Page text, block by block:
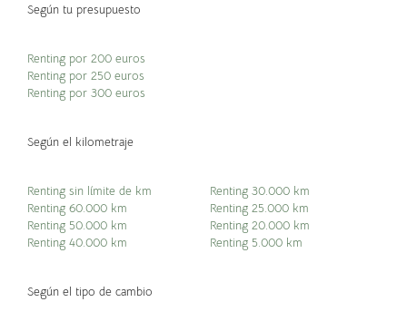
Según tu presupuesto
Renting por 200 euros
Renting por 250 euros
Renting por 300 euros
Según el kilometraje
Renting sin límite de km
Renting 60.000 km
Renting 50.000 km
Renting 40.000 km
Renting 30.000 km
Renting 25.000 km
Renting 20.000 km
Renting 5.000 km
Según el tipo de cambio